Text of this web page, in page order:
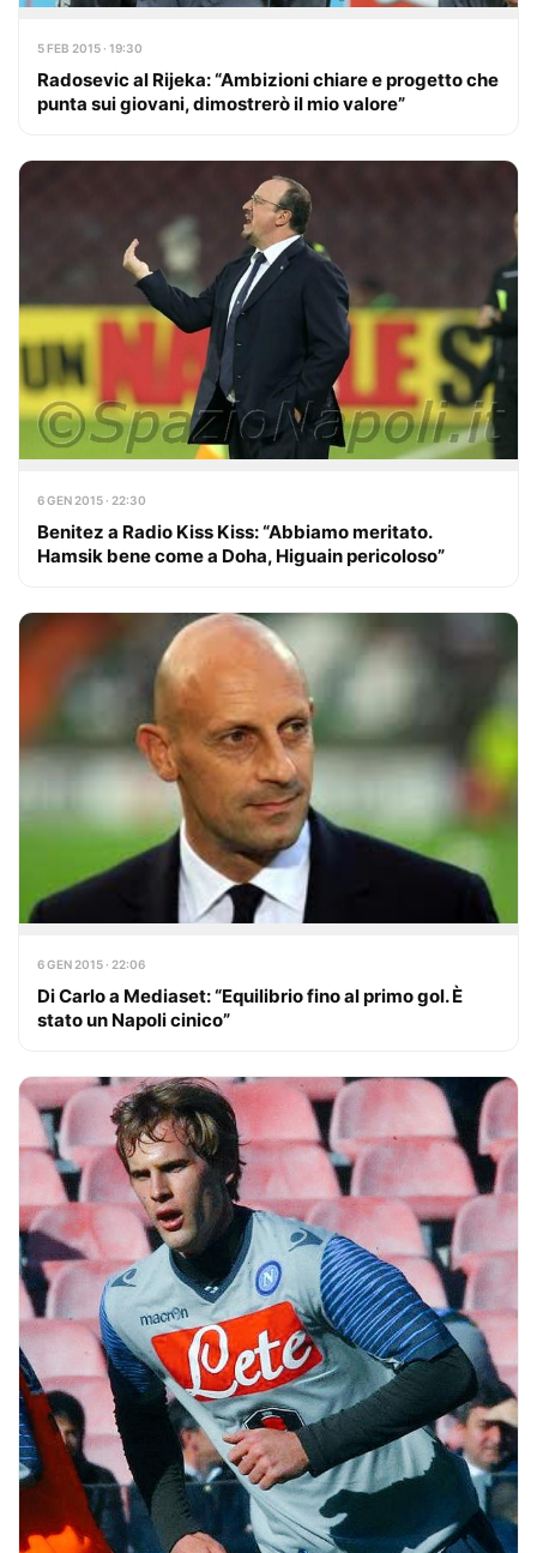
5 FEB 2015 · 19:30
Radosevic al Rijeka: “Ambizioni chiare e progetto che
punta sui giovani, dimostrerò il mio valore”
6 GEN 2015 · 22:30
Benitez a Radio Kiss Kiss: “Abbiamo meritato.
Hamsik bene come a Doha, Higuain pericoloso”
6 GEN 2015 · 22:06
Di Carlo a Mediaset: “Equilibrio fino al primo gol. È
stato un Napoli cinico”